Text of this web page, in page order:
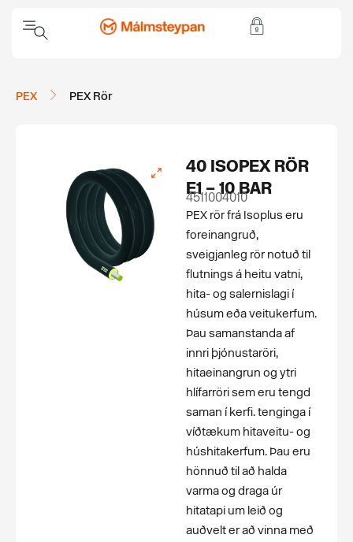
PEX PEX Rör
40 ISOPEX RÖR
E1 – 10 BAR
4511004010
PEX rör frá Isoplus eru
foreinangruð,
sveigjanleg rör notuð til
flutnings á heitu vatni,
hita- og salernislagi í
húsum eða veitukerfum.
Þau samanstanda af
innri þjónustaröri,
hitaeinangrun og ytri
hlífarröri sem eru tengd
saman í kerfi. tenginga í
víðtækum hitaveitu- og
húshitakerfum. Þau eru
hönnuð til að halda
varma og draga úr
hitatapi um leið og
auðvelt er að vinna með